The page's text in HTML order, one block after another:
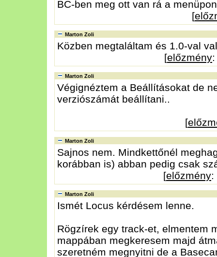
BC-ben meg ott van rá a
[
Marton Zoli
Közben megtaláltam és 1.0-val
[előzmény
Marton Zoli
Végignéztem a Beállításokat de
verziószámát beállítani..
[
Marton Zoli
Sajnos nem. Mindkettőnél
korábban is) abban pedig csak
[előzmény:
Marton Zoli
Ismét Locus kérdésem lenne.
Rögzírek egy track-et, elmentem
mappában megkeresem majd
szeretném megnyitni de a